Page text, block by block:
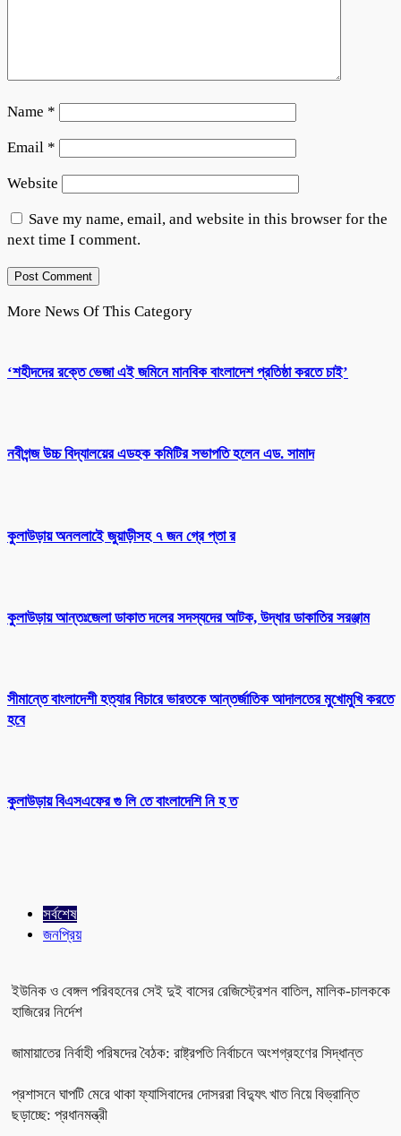
Name *
Email *
Website
Save my name, email, and website in this browser for the
next time I comment.
More News Of This Category
‘শহীদদের রক্তে ভেজা এই জমিনে মানবিক বাংলাদেশ প্রতিষ্ঠা করতে চাই’
নবীগন্জ উচ্চ বিদ্যালয়ের এডহক কমিটির সভাপতি হলেন এড. সামাদ
কুলাউড়ায় অনললাইে জুয়াড়ীসহ ৭ জন গ্রে প্তা র
কুলাউড়ায় আন্তঃজেলা ডাকাত দলের সদস্যদের আটক, উদ্ধার ডাকাতির সরঞ্জাম
সীমান্তে বাংলাদেশী হত্যার বিচারে ভারতকে আন্তর্জাতিক আদালতের মুখোমুখি করতে
হবে
কুলাউড়ায় বিএসএফের গু লি তে বাংলাদেশি নি হ ত
সর্বশেষ
জনপ্রিয়
ইউনিক ও বেঙ্গল পরিবহনের সেই দুই বাসের রেজিস্ট্রেশন বাতিল, মালিক-চালককে
হাজিরের নির্দেশ
জামায়াতের নির্বাহী পরিষদের বৈঠক: রাষ্ট্রপতি নির্বাচনে অংশগ্রহণের সিদ্ধান্ত
প্রশাসনে ঘাপটি মেরে থাকা ফ্যাসিবাদের দোসররা বিদ্যুৎ খাত নিয়ে বিভ্রান্তি
ছড়াচ্ছে: প্রধানমন্ত্রী